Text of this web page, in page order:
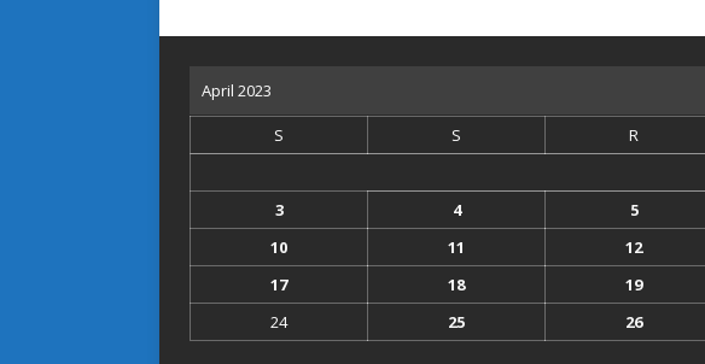
April 2023
S S R
3
4 5
10
11 12
17
18 19
24
25 26